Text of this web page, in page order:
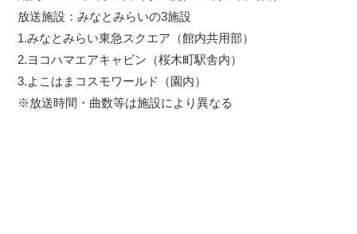
放送施設：みなとみらいの3施設
1.みなとみらい東急スクエア（館内共用部）
2.ヨコハマエアキャビン（桜木町駅舎内）
3.よこはまコスモワールド（園内）
※放送時間・曲数等は施設により異なる